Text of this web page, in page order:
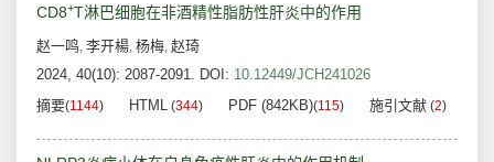
CD8+T淋巴细胞在非酒精性脂肪性肝炎中的作用
赵一鸣, 李开楊, 杨梅, 赵琦
2024, 40(10): 2087-2091. DOI: 10.12449/JCH241026
摘要(1144) HTML (344) PDF (842KB)(115) 施引文献 (2)